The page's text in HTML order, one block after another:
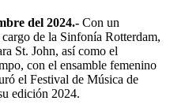
del 2024.- Con un
de la Sinfonía Rotterdam,
St. John, así como el
con el ensamble femenino
el Festival de Música de
edición 2024.